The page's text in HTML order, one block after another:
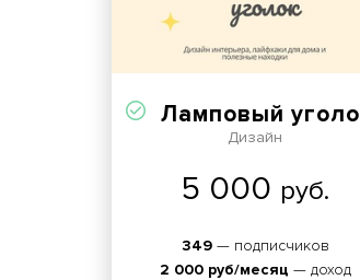
Ламповый уголок✨
Дизайн
5 000 руб.
349— подписчиков
2 000 руб/месяц — доход